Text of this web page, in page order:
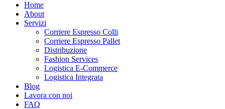
Home
About
Servizi
Corriere Espresso Colli
Corriere Espresso Pallet
Distribuzione
Fashion Services
Logistica E-Commerce
Logistica Integrata
Blog
Lavora con noi
FAQ